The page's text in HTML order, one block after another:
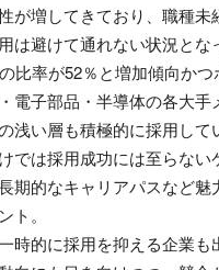
が増してきており、職種未
は避けて通れない状況とな
比率が52％と増加傾向か
電子部品・半導体の各大手
浅い層も積極的に採用して
では採用成功には至らない
期的なキャリアパスなど魅
ト。
時的に採用を抑える企業も